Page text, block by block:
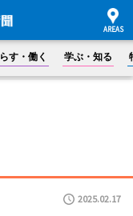
す・働く 学ぶ・知る
2025.02.17